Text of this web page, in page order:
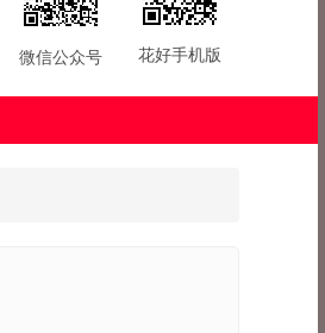
微信公众号 花好手机版